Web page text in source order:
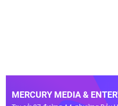
MERCURY MEDIA &